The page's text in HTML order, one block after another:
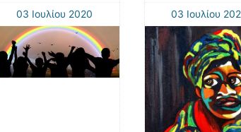
03 Ιουλίου 2020 03 Ιουλίου